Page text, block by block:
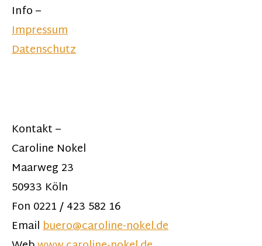
Info –
Impressum
Datenschutz
Kontakt –
Caroline Nokel
Maarweg 23
50933 Köln
Fon 0221 / 423 582 16
Emailbuero@caroline-nokel.de